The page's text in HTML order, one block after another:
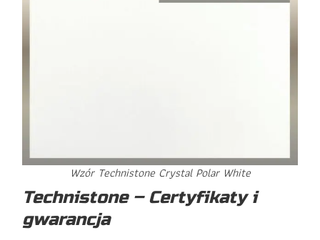
Wzór Technistone Crystal Polar White
Technistone – Certyfikaty i
gwarancja